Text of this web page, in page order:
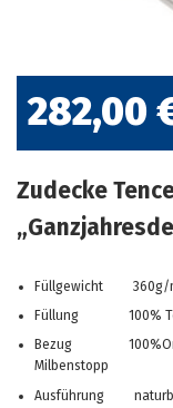
282,00
Zudecke
Füllgewicht 360g/
Füllung 100%
Bezug
Milbenstopp
Ausführung